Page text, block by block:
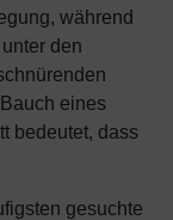
während
den
eines
bedeutet, dass
gesuchte